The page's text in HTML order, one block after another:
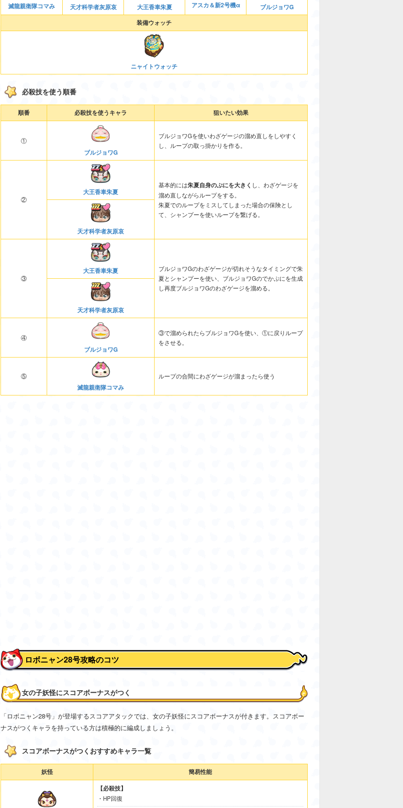
滅龍親衛隊コマみ 天才科学者灰原哀 大王香車朱夏 アスカ＆新2号機α ブルジョワG
装備ウォッチ
ニャイトウォッチ
必殺技を使う順番
順番 必殺技を使うキャラ 狙いたい効果
①
ブルジョワG
ブルジョワGを使いわざゲージの溜め直しをしやすく
し、ループの取っ掛かりを作る。
②
大王香車朱夏
基本的には朱夏自身のぷにを大きく し、わざゲージを
溜め直しながらループをする。
朱夏でのループをミスしてしまった場合の保険とし
て、シャンプーを使いループを繋げる。
天才科学者灰原哀
③
大王香車朱夏
ブルジョワGのわざゲージが切れそうなタイミングで朱
夏とシャンプーを使い、ブルジョワGのでかぷにを生成
し再度ブルジョワGのわざゲージを溜める。
天才科学者灰原哀
④
ブルジョワG
③で溜められたらブルジョワGを使い、①に戻りループ
をさせる。
⑤
滅龍親衛隊コマみ
ループの合間にわざゲージが溜まったら使う
ロボニャン28号攻略のコツ
女の子妖怪にスコアボーナスがつく
「ロボニャン28号」が登場するスコアアタックでは、女の子妖怪にスコアボーナスが付きます。スコアボー
ナスがつくキャラを持っている方は積極的に編成しましょう。
スコアボーナスがつくおすすめキャラ一覧
妖怪
簡易性能
【必殺技】
・HP回復